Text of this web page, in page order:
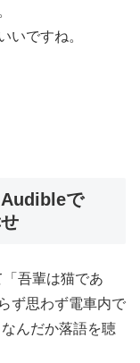
いですね。
Audibleで
吾輩は猫であ
ず思わず電車内で
んだか落語を聴